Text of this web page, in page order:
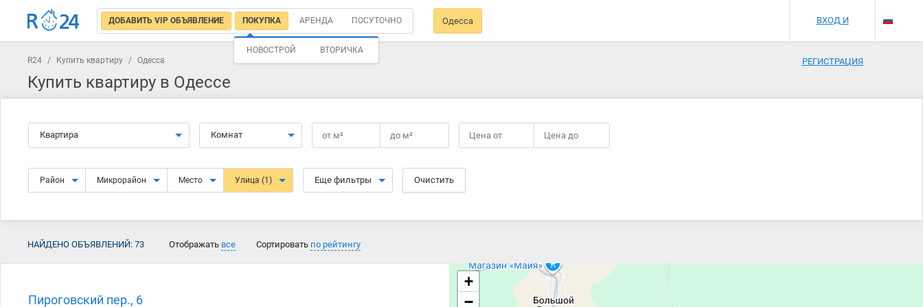
ДОБАВИТЬ VIP ОБЪЯВЛЕНИЕ ПОКУПКА
НОВОСТРОЙ ВТОРИЧКА
АРЕНДА ПОСУТОЧНО Одесса ВХОД И
РЕГИСТРАЦИЯ
R24 / Купить квартиру / Одесса
Купить квартиру в Одессе
Квартира Комнат от м² до м² Цена от Цена до
Район Микрорайон Место Улица (1) Еще фильтры Очистить
НАЙДЕНО ОБЪЯВЛЕНИЙ: 73 Отображать все Сортировать по рейтингу
Пироговский пер., 6
+
−